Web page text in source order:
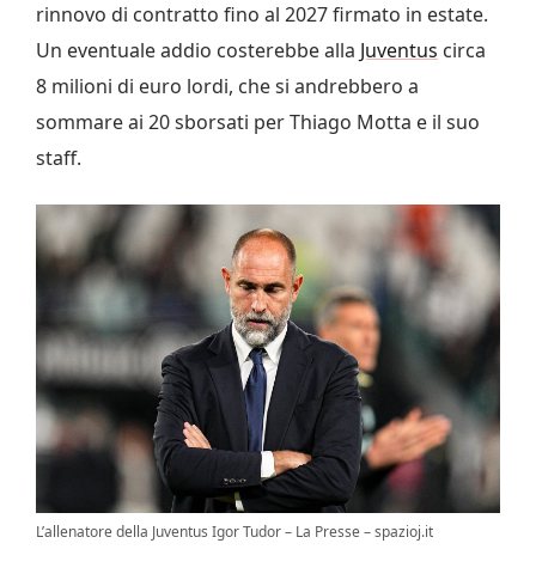
rinnovo di contratto fino al 2027 firmato in estate.
Un eventuale addio costerebbe alla Juventus circa
8 milioni di euro lordi, che si andrebbero a
sommare ai 20 sborsati per Thiago Motta e il suo
staff.
L’allenatore della Juventus Igor Tudor – La Presse – spazioj.it